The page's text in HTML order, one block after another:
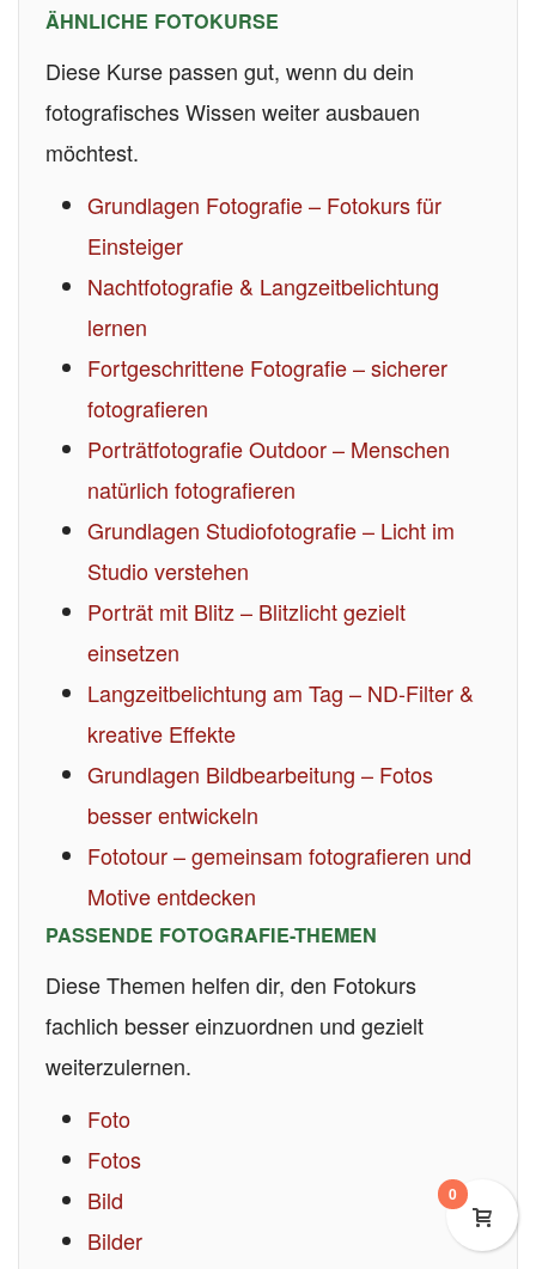
ÄHNLICHE FOTOKURSE
Diese Kurse passen gut, wenn du dein
fotografisches Wissen weiter ausbauen
möchtest.
Grundlagen Fotografie – Fotokurs für
Einsteiger
Nachtfotografie & Langzeitbelichtung
lernen
Fortgeschrittene Fotografie – sicherer
fotografieren
Porträtfotografie Outdoor – Menschen
natürlich fotografieren
Grundlagen Studiofotografie – Licht im
Studio verstehen
Porträt mit Blitz – Blitzlicht gezielt
einsetzen
Langzeitbelichtung am Tag – ND-Filter &
kreative Effekte
Grundlagen Bildbearbeitung – Fotos
besser entwickeln
Fototour – gemeinsam fotografieren und
Motive entdecken
PASSENDE FOTOGRAFIE-THEMEN
Diese Themen helfen dir, den Fotokurs
fachlich besser einzuordnen und gezielt
weiterzulernen.
Foto
Fotos
Bild
Bilder
0